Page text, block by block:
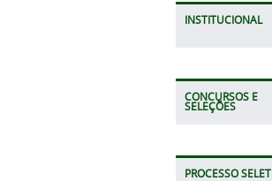
INSTITUCIONAL
CONCURSOS E
SELEÇÕES
PROCESSO